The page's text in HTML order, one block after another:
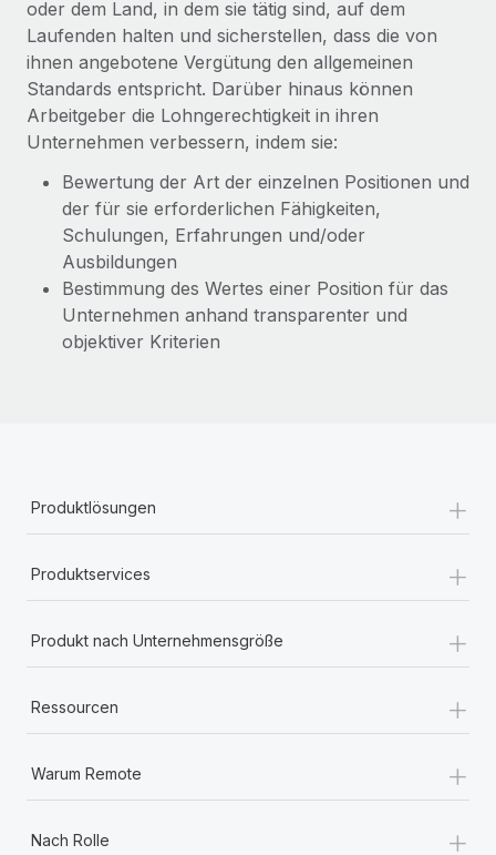
oder dem Land, in dem sie tätig sind, auf dem
Laufenden halten und sicherstellen, dass die von
ihnen angebotene Vergütung den allgemeinen
Standards entspricht. Darüber hinaus können
Arbeitgeber die Lohngerechtigkeit in ihren
Unternehmen verbessern, indem sie:
Bewertung der Art der einzelnen Positionen und
der für sie erforderlichen Fähigkeiten,
Schulungen, Erfahrungen und/oder
Ausbildungen
Bestimmung des Wertes einer Position für das
Unternehmen anhand transparenter und
objektiver Kriterien
Produktlösungen +
Produktservices +
Produkt nach Unternehmensgröße +
Ressourcen +
Warum Remote +
Nach Rolle +